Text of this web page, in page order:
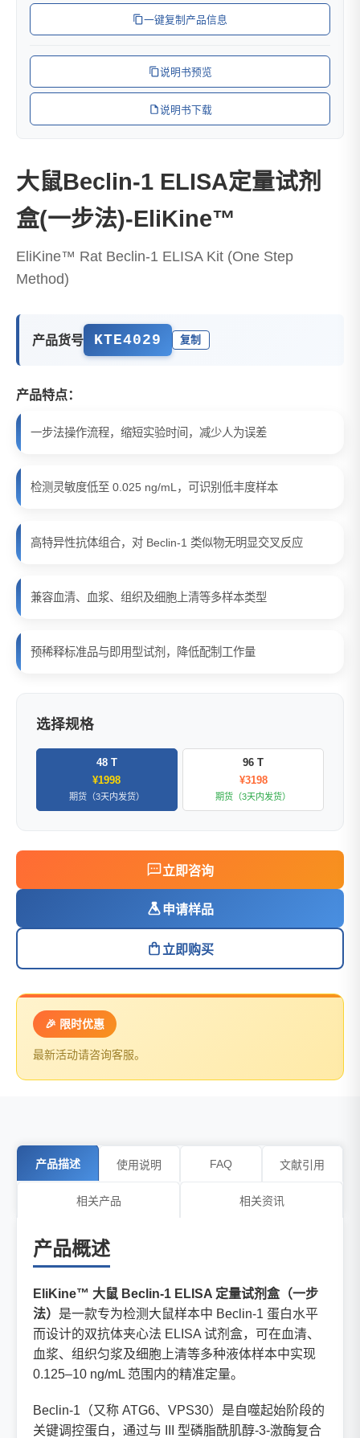
一键复制产品信息
说明书预览
说明书下载
大鼠Beclin-1 ELISA定量试剂
盒(一步法)-EliKine™
EliKine™ Rat Beclin-1 ELISA Kit (One Step
Method)
产品货号 KTE4029 复制
产品特点：
一步法操作流程，缩短实验时间，减少人为误差
检测灵敏度低至 0.025 ng/mL，可识别低丰度样本
高特异性抗体组合，对 Beclin-1 类似物无明显交叉反应
兼容血清、血浆、组织及细胞上清等多样本类型
预稀释标准品与即用型试剂，降低配制工作量
选择规格
48 T
¥1998
期货（3天内发货）
96 T
¥3198
期货（3天内发货）
立即咨询
申请样品
立即购买
🎉 限时优惠
最新活动请咨询客服。
产品描述 使用说明 FAQ 文献引用
相关产品 相关资讯
产品概述
EliKine™ 大鼠 Beclin-1 ELISA 定量试剂盒（一步
法） 是一款专为检测大鼠样本中 Beclin-1 蛋白水平
而设计的双抗体夹心法 ELISA 试剂盒，可在血清、
血浆、组织匀浆及细胞上清等多种液体样本中实现
0.125–10 ng/mL 范围内的精准定量。
Beclin-1（又称 ATG6、VPS30）是自噬起始阶段的
关键调控蛋白，通过与 III 型磷脂酰肌醇-3-激酶复合